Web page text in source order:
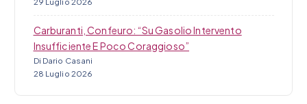
Carburanti, Confeuro: “Su Gasolio Intervento
Insufficiente E Poco Coraggioso”
Di Dario Casani
28 Luglio 2026